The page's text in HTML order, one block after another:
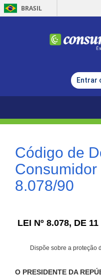
BRASIL
Entrar
Código de
Consumidor
8.078/90
LEI Nº 8.078, DE
Dispõe sobre a proteção
O PRESIDENTE DA